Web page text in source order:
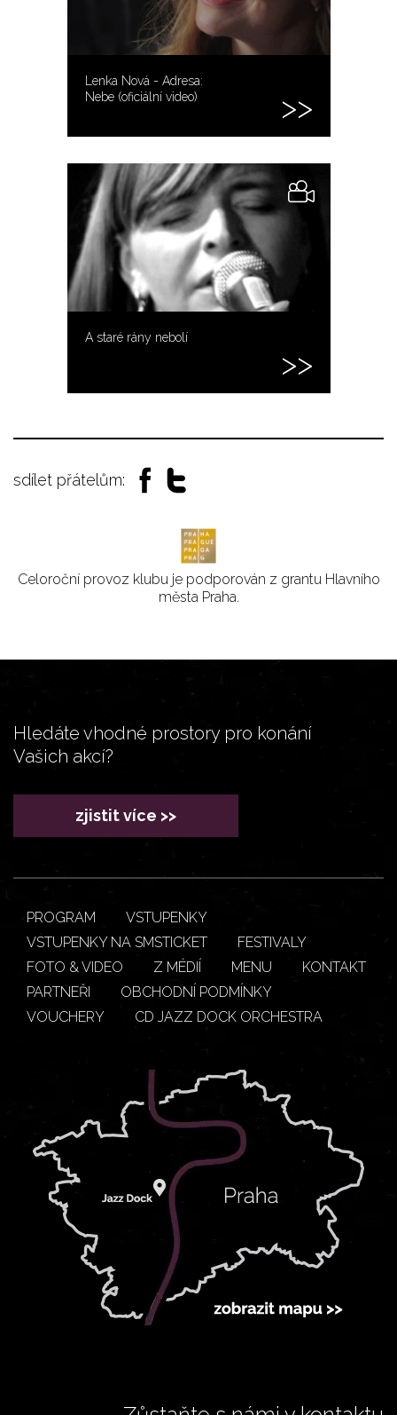
Lenka Nová - Adresa:
Nebe (oficiální video)
A staré rány nebolí
sdílet přátelům:
Celoroční provoz klubu je podporován z grantu Hlavního
města Praha.
Hledáte vhodné prostory pro konání
Vašich akcí?
zjistit více >>
PROGRAM
VSTUPENKY
VSTUPENKY NA SMSTICKET
FESTIVALY
FOTO & VIDEO
Z MÉDIÍ MENU
KONTAKT
PARTNEŘI
OBCHODNÍ PODMÍNKY
VOUCHERY
CD JAZZ DOCK ORCHESTRA